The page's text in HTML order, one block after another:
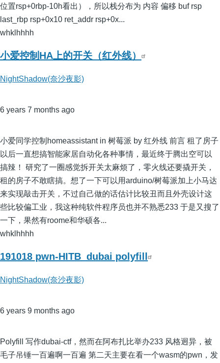
位置rsp+0rbp-10h看出），所以栈分布为 内容 偏移 buf rsp
last_rbp rsp+0x10 ret_addr rsp+0x...
whklhhhh
小爱控制HA上的开关（红外线）
NightShadow(奈沙夜影)
6 years 7 months ago
小爱同学控制homeassistant in 树莓派 by 红外线 前言 租了房子
以后一直想搞智能家居自动化各种事情，最近终于腾出空可以
搞辣！ 研究了一圈感觉拆开关太麻烦了，零火线还要撬开关，
租的房子不敢瞎搞。想了一下可以用arduino/树莓派加上小马达
来实现敲击开关，不过自己做的话估计比较丑而且外壳设计这
些比较偏工业，我这种纯软件程序员也并不熟悉233 于是又搜了
一下，果然有roome和华硕各...
whklhhhh
191018 pwn-HITB_dubai polyfill
NightShadow(奈沙夜影)
6 years 9 months ago
Polyfill 写作dubai-ctf，然而在阿布扎比举办233 风格迥异，被
毛子吊锤一百遍啊一百遍 第二天主要在看一个wasm的pwn，发